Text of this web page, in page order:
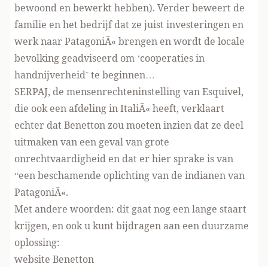
bewoond en bewerkt hebben). Verder beweert de
familie en het bedrijf dat ze juist investeringen en
werk naar PatagoniÃ« brengen en wordt de locale
bevolking geadviseerd om ‘cooperaties in
handnijverheid’ te beginnen…
SERPAJ, de mensenrechteninstelling van Esquivel,
die ook een afdeling in ItaliÃ« heeft, verklaart
echter dat Benetton zou moeten inzien dat ze deel
uitmaken van een geval van grote
onrechtvaardigheid en dat er hier sprake is van
“een beschamende oplichting van de indianen van
PatagoniÃ«.
Met andere woorden: dit gaat nog een lange staart
krijgen, en ook u kunt bijdragen aan een duurzame
oplossing:
website Benetton